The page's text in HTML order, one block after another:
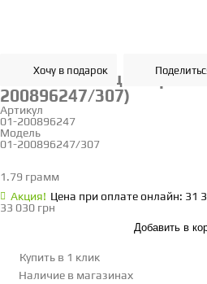
Хочу в подарок
Золотое кольцо с
200896247/307)
Артикул
01-200896247
Модель
01-200896247/307
1.79 грамм
Акция! Цена при оплате онлайн: 31
33 030 грн
Добавить в
Купить в 1 клик
Наличие в магазинах